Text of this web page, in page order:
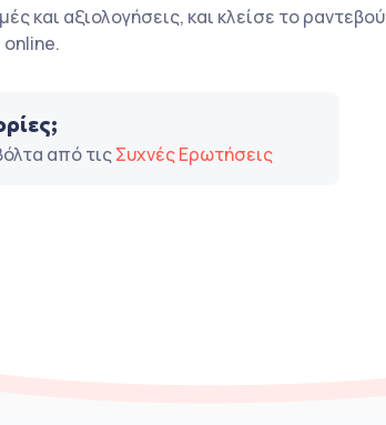
και αξιολογήσεις, και κλείσε το ραντεβού
online.
από τιςΣυχνές Ερωτήσεις